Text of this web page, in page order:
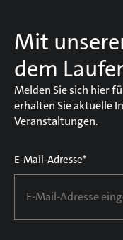
Mit
dem
Melden Sie sich hier
erhalten Sie aktuelle
Veranstaltungen.
E-Mail-Adresse*